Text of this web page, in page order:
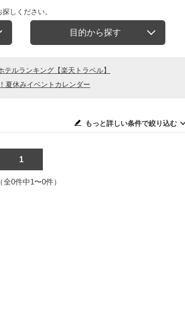
しください。
目的から探す
ルランキング【楽天トラベル】
夏休みイベントカレンダー
もっと詳しい条件で絞り込む
1
全0件中1〜0件）